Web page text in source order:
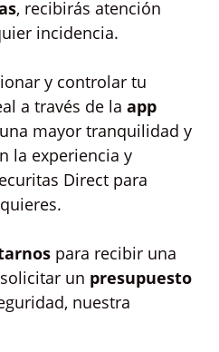
, recibirás atención
incidencia.
y controlar tu
a través de la app
mayor tranquilidad y
la experiencia y
Direct para
para recibir una
un presupuesto
nuestra